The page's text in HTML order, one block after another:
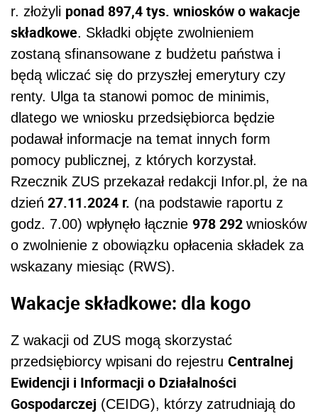
r. złożyli ponad 897,4 tys. wniosków o wakacje
składkowe. Składki objęte zwolnieniem
zostaną sfinansowane z budżetu państwa i
będą wliczać się do przyszłej emerytury czy
renty. Ulga ta stanowi pomoc de minimis,
dlatego we wniosku przedsiębiorca będzie
podawał informacje na temat innych form
pomocy publicznej, z których korzystał.
Rzecznik ZUS przekazał redakcji Infor.pl, że na
dzień 27.11.2024 r. (na podstawie raportu z
godz. 7.00) wpłynęło łącznie 978 292 wniosków
o zwolnienie z obowiązku opłacenia składek za
wskazany miesiąc (RWS).
Wakacje składkowe: dla kogo
Z wakacji od ZUS mogą skorzystać
przedsiębiorcy wpisani do rejestru Centralnej
Ewidencji i Informacji o Działalności
Gospodarczej (CEIDG), którzy zatrudniają do